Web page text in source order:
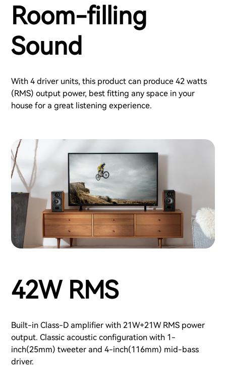
Room-filling
Sound
With 4 driver units, this product can produce 42 watts
(RMS) output power, best fitting any space in your
house for a great listening experience.
42W RMS
Built-in Class-D amplifier with 21W+21W RMS power
output. Classic acoustic configuration with 1-
inch(25mm) tweeter and 4-inch(116mm) mid-bass
driver.